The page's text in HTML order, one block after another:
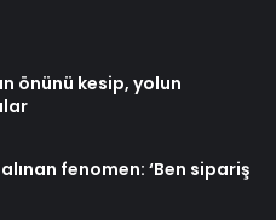
önünü kesip, yolun
fenomen: ‘Ben sipariş